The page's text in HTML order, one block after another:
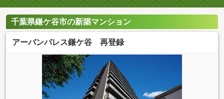
千葉県鎌ケ谷市の新築マンション
アーバンパレス鎌ケ谷 再登録